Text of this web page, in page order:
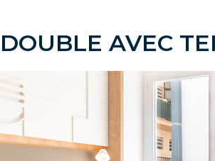
DOUBLE AVEC